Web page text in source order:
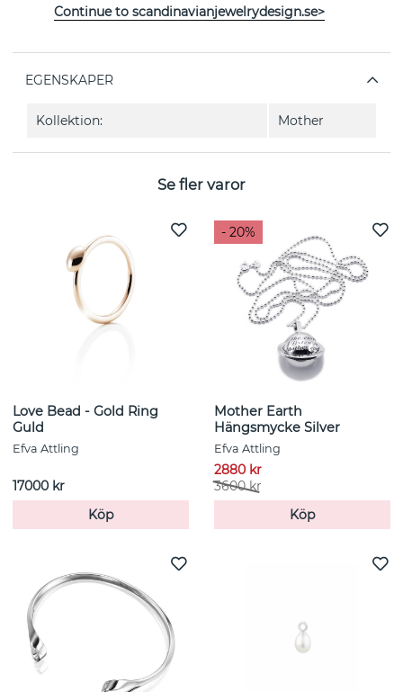
Längd: 23,5 mm. Bredd: 14 mm.
EGENSKAPER
Kollektion: Mother
Se fler varor
Love Bead - Gold Ring
Guld
Efva Attling
17000 kr
Köp
- 20%
Mother Earth
Hängsmycke Silver
Efva Attling
2880 kr
3600 kr
Köp
Continue to scandinavianjewelrydesign.se>